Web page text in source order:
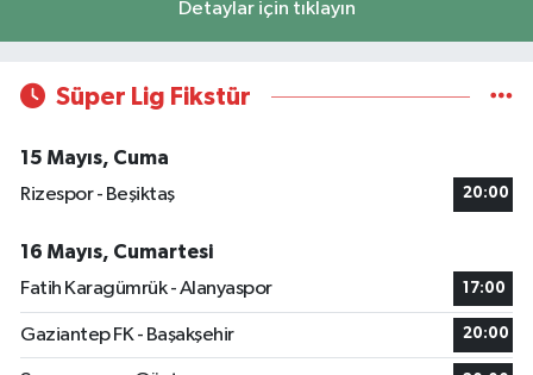
Detaylar için tıklayın
Süper Lig Fikstür
15 Mayıs, Cuma
Rizespor - Beşiktaş
20:00
16 Mayıs, Cumartesi
Fatih Karagümrük - Alanyaspor
17:00
Gaziantep FK - Başakşehir 20:00